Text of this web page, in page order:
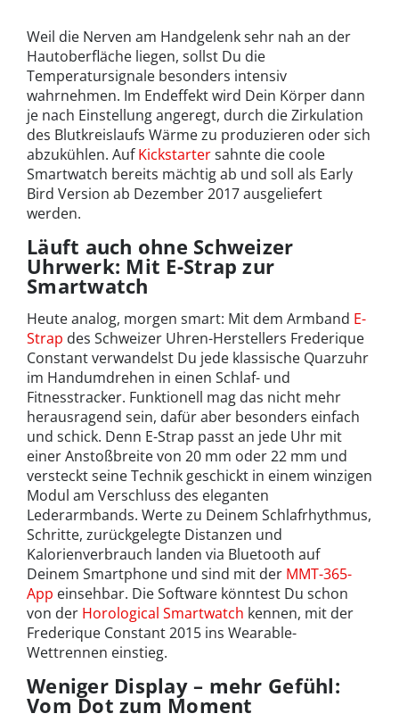
Weil die Nerven am Handgelenk sehr nah an der
Hautoberfläche liegen, sollst Du die
Temperatursignale besonders intensiv
wahrnehmen. Im Endeffekt wird Dein Körper dann
je nach Einstellung angeregt, durch die Zirkulation
des Blutkreislaufs Wärme zu produzieren oder sich
abzukühlen. AufKickstartersahnte die coole
Smartwatch bereits mächtig ab und soll als Early
Bird Version ab Dezember 2017 ausgeliefert
werden.
Läuft auch ohne Schweizer
Uhrwerk: Mit E-Strap zur
Smartwatch
Heute analog, morgen smart: Mit dem Armband E-
Strap des Schweizer Uhren-Herstellers Frederique
Constant verwandelst Du jede klassische Quarzuhr
im Handumdrehen in einen Schlaf- und
Fitnesstracker. Funktionell mag das nicht mehr
herausragend sein, dafür aber besonders einfach
und schick. Denn E-Strap passt an jede Uhr mit
einer Anstoßbreite von 20 mm oder 22 mm und
versteckt seine Technik geschickt in einem winzigen
Modul am Verschluss des eleganten
Lederarmbands. Werte zu Deinem Schlafrhythmus,
Schritte, zurückgelegte Distanzen und
Kalorienverbrauch landen via Bluetooth auf
Deinem Smartphone und sind mit der MMT-365-
App einsehbar. Die Software könntest Du schon
von der Horological Smartwatch kennen, mit der
Frederique Constant 2015 ins Wearable-
Wettrennen einstieg.
Weniger Display – mehr Gefühl:
Vom Dot zum Moment